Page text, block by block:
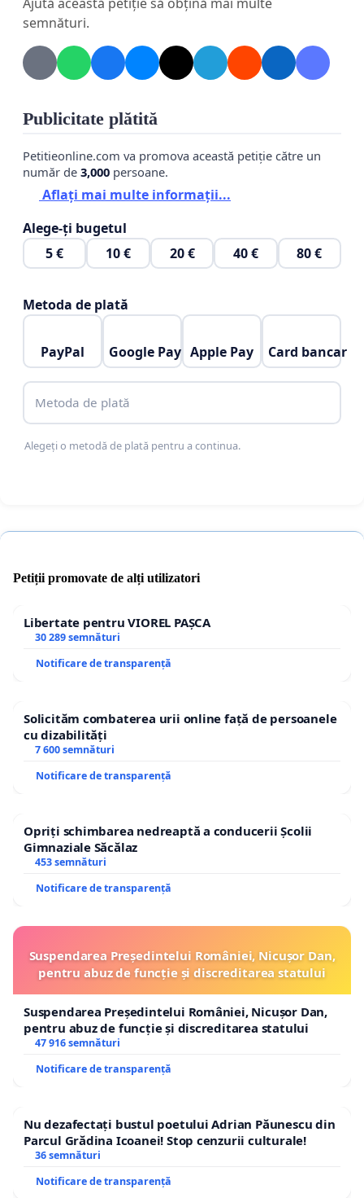
semnături.
Publicitate plătită
Petitieonline.com va promova această petiție către un
număr de 3,000 persoane.
Aflați mai multe informații...
Alege-ți bugetul
5 €
10 € 20 € 40 € 80 €
Metoda de plată
PayPal Google Pay Apple Pay Card bancar
Metoda de plată
Alegeți o metodă de plată pentru a continua.
Petiții promovate de alți utilizatori
Libertate pentru VIOREL PAȘCA
30 289 semnături
Notificare de transparență
Solicităm combaterea urii online față de persoanele
cu dizabilități
7 600 semnături
Notificare de transparență
Opriți schimbarea nedreaptă a conducerii Școlii
Gimnaziale Săcălaz
453 semnături
Notificare de transparență
Suspendarea Președintelui României, Nicușor Dan,
pentru abuz de funcție și discreditarea statului
Suspendarea Președintelui României, Nicușor Dan,
pentru abuz de funcție și discreditarea statului
47 916 semnături
Notificare de transparență
Nu dezafectați bustul poetului Adrian Păunescu din
Parcul Grădina Icoanei! Stop cenzurii culturale!
36 semnături
Notificare de transparență